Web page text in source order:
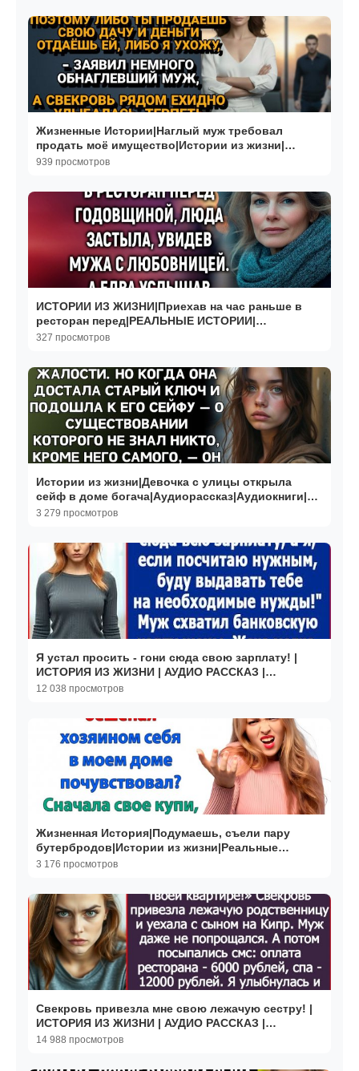
Жизненные Истории|Наглый муж требовал
продать моё имущество|Истории из жизни|
Реальные истории
939 просмотров
ИСТОРИИ ИЗ ЖИЗНИ|Приехав на час раньше в
ресторан перед|РЕАЛЬНЫЕ ИСТОРИИ|
ЖИЗНЕННЫЕ ИСТОРИИ
327 просмотров
Истории из жизни|Девочка с улицы открыла
сейф в доме богача|Аудиорассказ|Аудиокниги|
Реальные истории
3 279 просмотров
Я устал просить - гони сюда свою зарплату! |
ИСТОРИЯ ИЗ ЖИЗНИ | АУДИО РАССКАЗ |
СЛУШАТЬ ИСТОРИЮ
12 038 просмотров
Жизненная История|Подумаешь, съели пару
бутербродов|Истории из жизни|Реальные
истории|Аудиорассказы
3 176 просмотров
Свекровь привезла мне свою лежачую сестру! |
ИСТОРИЯ ИЗ ЖИЗНИ | АУДИО РАССКАЗ |
СЛУШАТЬ ИСТОРИЮ
14 988 просмотров